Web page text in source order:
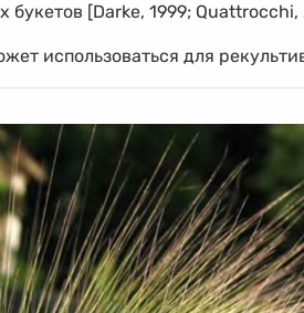
букетов [Darke, 1999;
использоваться для